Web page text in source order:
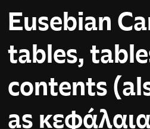
Eusebian
tables,
contents
as